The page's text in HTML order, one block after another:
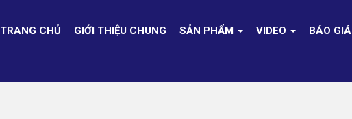
TRANG CHỦ GIỚI THIỆU CHUNG SẢN PHẨM VIDEO BÁO GIÁ